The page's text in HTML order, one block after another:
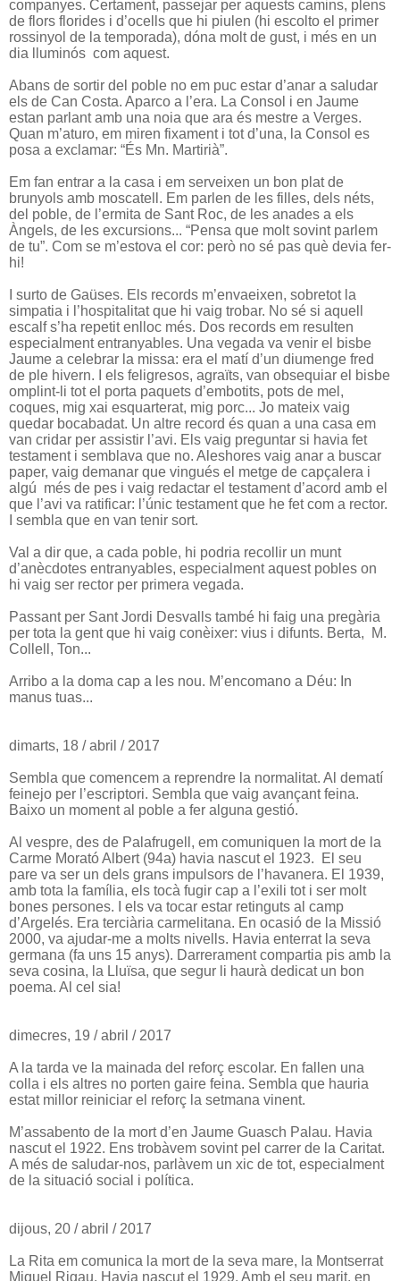
companyes. Certament, passejar per aquests camins, plens
de flors florides i d’ocells que hi piulen (hi escolto el primer
rossinyol de la temporada), dóna molt de gust, i més en un
dia lluminós com aquest.
Abans de sortir del poble no em puc estar d’anar a saludar
els de Can Costa. Aparco a l’era. La Consol i en Jaume
estan parlant amb una noia que ara és mestre a Verges.
Quan m’aturo, em miren fixament i tot d’una, la Consol es
posa a exclamar: “És Mn. Martirià”.
Em fan entrar a la casa i em serveixen un bon plat de
brunyols amb moscatell. Em parlen de les filles, dels néts,
del poble, de l’ermita de Sant Roc, de les anades a els
Àngels, de les excursions... “Pensa que molt sovint parlem
de tu”. Com se m’estova el cor: però no sé pas què devia fer-
hi!
I surto de Gaüses. Els records m’envaeixen, sobretot la
simpatia i l’hospitalitat que hi vaig trobar. No sé si aquell
escalf s’ha repetit enlloc més. Dos records em resulten
especialment entranyables. Una vegada va venir el bisbe
Jaume a celebrar la missa: era el matí d’un diumenge fred
de ple hivern. I els feligresos, agraïts, van obsequiar el bisbe
omplint-li tot el porta paquets d’embotits, pots de mel,
coques, mig xai esquarterat, mig porc... Jo mateix vaig
quedar bocabadat. Un altre record és quan a una casa em
van cridar per assistir l’avi. Els vaig preguntar si havia fet
testament i semblava que no. Aleshores vaig anar a buscar
paper, vaig demanar que vingués el metge de capçalera i
algú més de pes i vaig redactar el testament d’acord amb el
que l’avi va ratificar: l’únic testament que he fet com a rector.
I sembla que en van tenir sort.
Val a dir que, a cada poble, hi podria recollir un munt
d’anècdotes entranyables, especialment aquest pobles on
hi vaig ser rector per primera vegada.
Passant per Sant Jordi Desvalls també hi faig una pregària
per tota la gent que hi vaig conèixer: vius i difunts. Berta, M.
Collell, Ton...
Arribo a la doma cap a les nou. M’encomano a Déu: In
manus tuas...
dimarts, 18 / abril / 2017
Sembla que comencem a reprendre la normalitat. Al dematí
feinejo per l’escriptori. Sembla que vaig avançant feina.
Baixo un moment al poble a fer alguna gestió.
Al vespre, des de Palafrugell, em comuniquen la mort de la
Carme Morató Albert (94a) havia nascut el 1923. El seu
pare va ser un dels grans impulsors de l’havanera. El 1939,
amb tota la família, els tocà fugir cap a l’exili tot i ser molt
bones persones. I els va tocar estar retinguts al camp
d’Argelés. Era terciària carmelitana. En ocasió de la Missió
2000, va ajudar-me a molts nivells. Havia enterrat la seva
germana (fa uns 15 anys). Darrerament compartia pis amb la
seva cosina, la Lluïsa, que segur li haurà dedicat un bon
poema. Al cel sia!
dimecres, 19 / abril / 2017
A la tarda ve la mainada del reforç escolar. En fallen una
colla i els altres no porten gaire feina. Sembla que hauria
estat millor reiniciar el reforç la setmana vinent.
M’assabento de la mort d’en Jaume Guasch Palau. Havia
nascut el 1922. Ens trobàvem sovint pel carrer de la Caritat.
A més de saludar-nos, parlàvem un xic de tot, especialment
de la situació social i política.
dijous, 20 / abril / 2017
La Rita em comunica la mort de la seva mare, la Montserrat
Miquel Rigau. Havia nascut el 1929. Amb el seu marit, en